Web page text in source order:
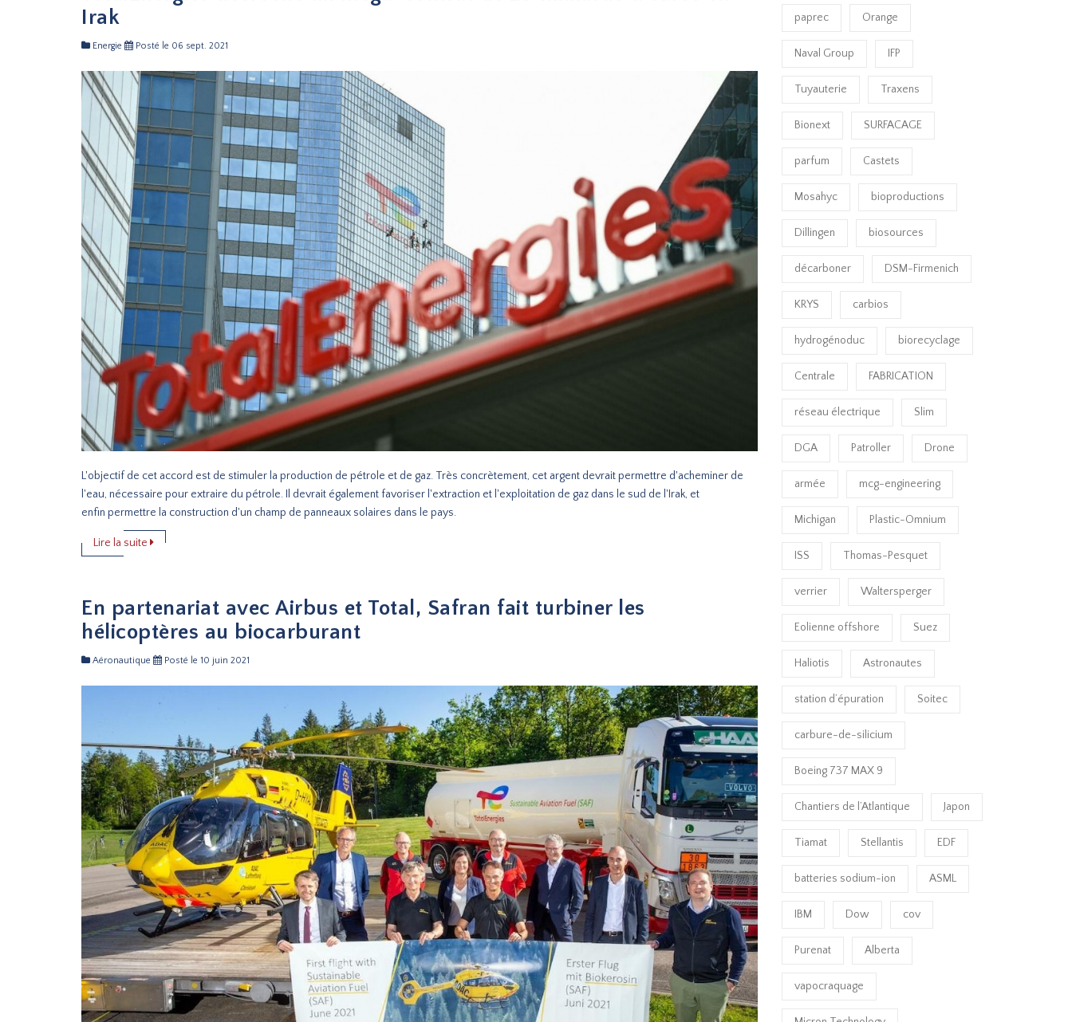
Irak
Energie Posté le 06 sept. 2021
L'objectif de cet accord est de stimuler la production de pétrole et de gaz. Très concrètement, cet argent devrait permettre d'acheminer de
l'eau, nécessaire pour extraire du pétrole. Il devrait également favoriser l'extraction et l'exploitation de gaz dans le sud de l'Irak, et
enfin permettre la construction d'un champ de panneaux solaires dans le pays.
Lire la suite
En partenariat avec Airbus et Total, Safran fait turbiner les
hélicoptères au biocarburant
Aéronautique Posté le 10 juin 2021
paprec Orange
Naval Group IFP
Tuyauterie Traxens
Bionext SURFACAGE
parfum Castets
Mosahyc bioproductions
Dillingen biosources
décarboner DSM-Firmenich
KRYS carbios
hydrogénoduc biorecyclage
Centrale FABRICATION
réseau électrique Slim
DGA Patroller Drone
armée mcg-engineering
Michigan Plastic-Omnium
ISS Thomas-Pesquet
verrier Waltersperger
Eolienne offshore Suez
Haliotis Astronautes
station d’épuration Soitec
carbure-de-silicium
Boeing 737 MAX 9
Chantiers de l’Atlantique Japon
Tiamat Stellantis EDF
batteries sodium-ion ASML
IBM Dow cov
Purenat Alberta
vapocraquage